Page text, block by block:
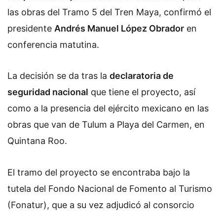
las obras del Tramo 5 del Tren Maya, confirmó el
presidente Andrés Manuel López Obrador en
conferencia matutina.
La decisión se da tras la declaratoria de
seguridad nacional que tiene el proyecto, así
como a la presencia del ejército mexicano en las
obras que van de Tulum a Playa del Carmen, en
Quintana Roo.
El tramo del proyecto se encontraba bajo la
tutela del Fondo Nacional de Fomento al Turismo
(Fonatur), que a su vez adjudicó al consorcio